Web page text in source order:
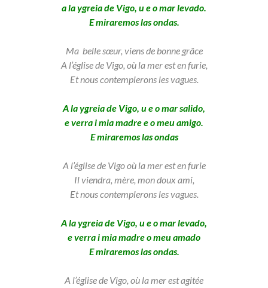
a la ygreia de Vigo, u e o mar levado.
E miraremos las ondas.
Ma belle sœur, viens de bonne grâce
A l’église de Vigo, où la mer est en furie,
Et nous contemplerons les vagues.
A la ygreia de Vigo, u e o mar salido,
e verra i mia madre e o meu amigo.
E miraremos las ondas
A l’église de Vigo où la mer est en furie
Il viendra, mère, mon doux ami,
Et nous contemplerons les vagues.
A la ygreia de Vigo, u e o mar levado,
e verra i mia madre o meu amado
E miraremos las ondas.
A l’église de Vigo, où la mer est agitée